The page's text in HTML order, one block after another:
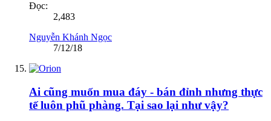
Đọc:
2,483
Nguyễn Khánh Ngọc
7/12/18
Ai cũng muốn mua đáy - bán đỉnh nhưng thực
tế luôn phũ phàng. Tại sao lại như vậy?